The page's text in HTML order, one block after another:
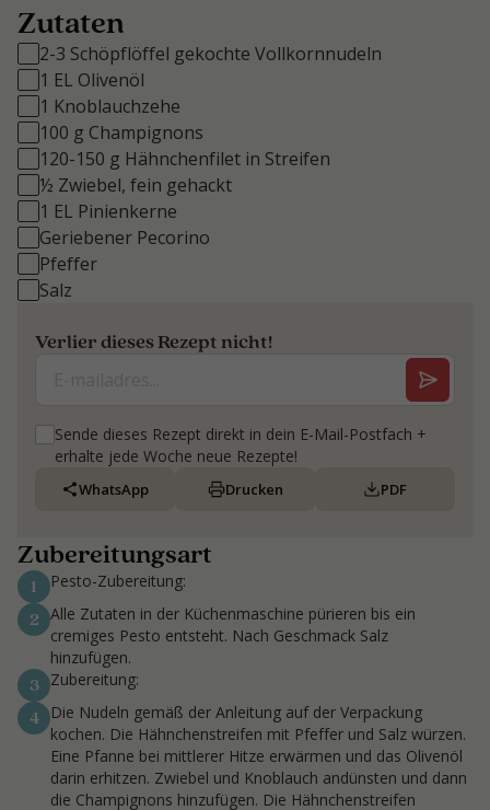
Zutaten
2-3 Schöpflöffel gekochte Vollkornnudeln
1 EL Olivenöl
1 Knoblauchzehe
100 g Champignons
120-150 g Hähnchenfilet in Streifen
½ Zwiebel, fein gehackt
1 EL Pinienkerne
Geriebener Pecorino
Pfeffer
Salz
Verlier dieses Rezept nicht!
Sende dieses Rezept direkt in dein E-Mail-Postfach +
erhalte jede Woche neue Rezepte!
WhatsApp Drucken PDF
Zubereitungsart
1 Pesto-Zubereitung:
2 Alle Zutaten in der Küchenmaschine pürieren bis ein
cremiges Pesto entsteht. Nach Geschmack Salz
hinzufügen.
3 Zubereitung:
4
Die Nudeln gemäß der Anleitung auf der Verpackung
kochen. Die Hähnchenstreifen mit Pfeffer und Salz würzen.
Eine Pfanne bei mittlerer Hitze erwärmen und das Olivenöl
darin erhitzen. Zwiebel und Knoblauch andünsten und dann
die Champignons hinzufügen. Die Hähnchenstreifen